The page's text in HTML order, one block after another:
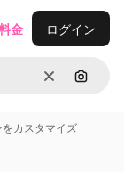
消去 画像で
金 ログイン
カスタマイズ